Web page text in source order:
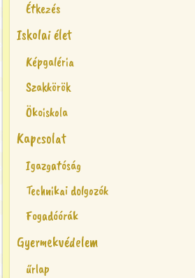
Étkezés
Iskolai élet
Képgaléria
Szakkörök
Ökoiskola
Kapcsolat
Igazgatóság
Technikai dolgozók
Fogadóórák
Gyermekvédelem
űrlap